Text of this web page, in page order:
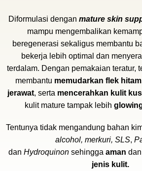
Diformulasi dengan mature skin
mampu mengembalikan
beregenerasi sekaligus membantu
bekerja lebih optimal dan
terdalam. Dengan pemakaian teratur,
membantu memudarkan flek
jerawat, serta mencerahkan kulit
kulit mature tampak lebih
Tentunya tidak mengandung bahan
alcohol, merkuri, SLS,
dan Hydroquinon sehingga aman
jenis kulit.